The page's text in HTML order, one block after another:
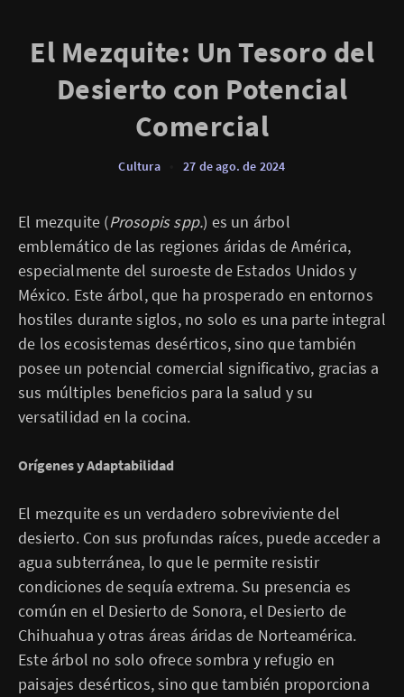
El Mezquite: Un Tesoro del
Desierto con Potencial
Comercial
Cultura 27 de ago. de 2024
El mezquite (Prosopis spp.) es un árbol
emblemático de las regiones áridas de América,
especialmente del suroeste de Estados Unidos y
México. Este árbol, que ha prosperado en entornos
hostiles durante siglos, no solo es una parte integral
de los ecosistemas desérticos, sino que también
posee un potencial comercial significativo, gracias a
sus múltiples beneficios para la salud y su
versatilidad en la cocina.
Orígenes y Adaptabilidad
El mezquite es un verdadero sobreviviente del
desierto. Con sus profundas raíces, puede acceder a
agua subterránea, lo que le permite resistir
condiciones de sequía extrema. Su presencia es
común en el Desierto de Sonora, el Desierto de
Chihuahua y otras áreas áridas de Norteamérica.
Este árbol no solo ofrece sombra y refugio en
paisajes desérticos, sino que también proporciona